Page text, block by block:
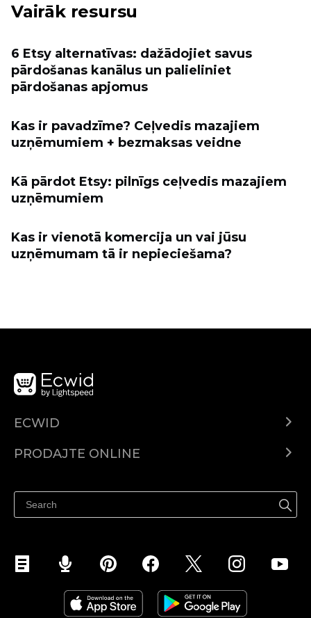
Vairāk resursu
6 Etsy alternatīvas: dažādojiet savus
pārdošanas kanālus un palieliniet
pārdošanas apjomus
Kas ir pavadzīme? Ceļvedis mazajiem
uzņēmumiem + bezmaksas veidne
Kā pārdot Etsy: pilnīgs ceļvedis mazajiem
uzņēmumiem
Kas ir vienotā komercija un vai jūsu
uzņēmumam tā ir nepieciešama?
ECWID
PRODAJTE ONLINE